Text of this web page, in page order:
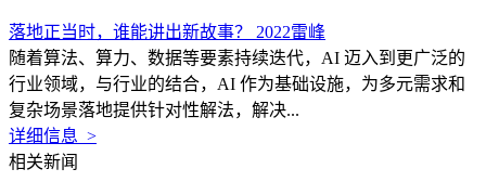
落地正当时，谁能讲出新故事？ 2022雷峰
随着算法、算力、数据等要素持续迭代，AI 迈入到更广泛的
行业领域，与行业的结合，AI 作为基础设施，为多元需求和
复杂场景落地提供针对性解法，解决...
详细信息 >
相关新闻